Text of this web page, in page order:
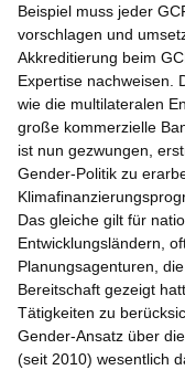
Beispiel muss jeder
vorschlagen und
Akkreditierung beim
Expertise nachweisen.
wie die multilateralen
große kommerzielle
ist nun gezwungen,
Gender-Politik zu
Das gleiche gilt für
Entwicklungsländern,
Planungsagenturen,
Bereitschaft gezeigt
Tätigkeiten zu
Gender-Ansatz über
(seit 2010) wesentlich